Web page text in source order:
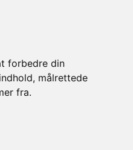
forbedre din
målrettede
fra.